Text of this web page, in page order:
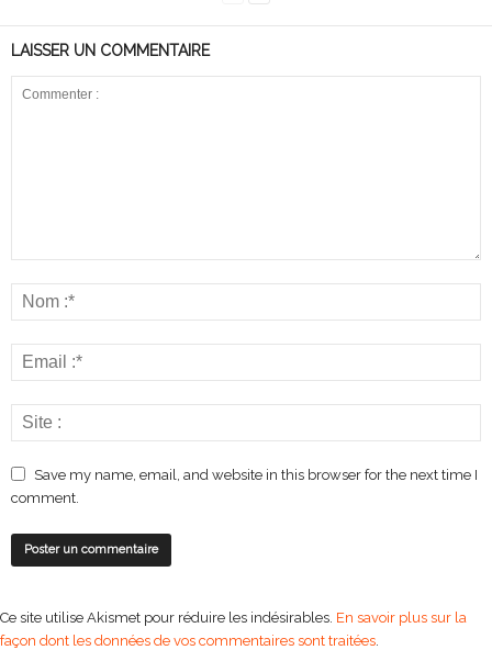
LAISSER UN COMMENTAIRE
Save my name, email, and website in this browser for the next time I
comment.
Ce site utilise Akismet pour réduire les indésirables. En savoir plus sur la
façon dont les données de vos commentaires sont traitées.